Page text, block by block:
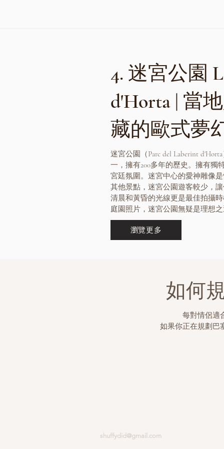
4. 迷宮公園
d'Horta | 當
藏的歐式夢
迷宮公園（Parc del Laberint
一，擁有200多年的歷史。擁有獨
宮廷氛圍。迷宮中心的愛神雕像
其他景點，迷宮公園遊客較少，
清晨和黃昏的光線更是最佳拍攝
庭園照片，迷宮公園無疑是理想
瀏覽更多
如何
每對情侶適
如果你正在規劃巴
shuffydid@gmail.com